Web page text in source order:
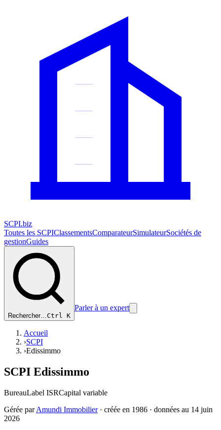
SCPI.biz
Toutes les SCPIClassementsComparateurSimulateurSociétés de
gestionGuides
Rechercher…Ctrl K
Parler à un expert
Accueil
›SCPI
›Edissimmo
SCPI Edissimmo
BureauLabel ISRCapital variable
Gérée par Amundi Immobilier· créée en 1986 · données au 14 juin
2026